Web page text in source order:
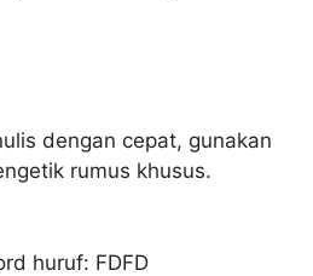
dengan cepat, gunakan
rumus khusus.
huruf: FDFD